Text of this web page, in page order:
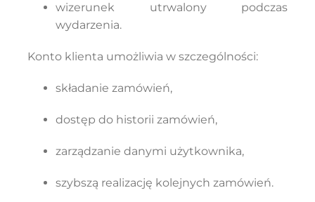
wizerunek utrwalony podczas
wydarzenia.
Konto klienta umożliwia w szczególności:
składanie zamówień,
dostęp do historii zamówień,
zarządzanie danymi użytkownika,
szybszą realizację kolejnych zamówień.